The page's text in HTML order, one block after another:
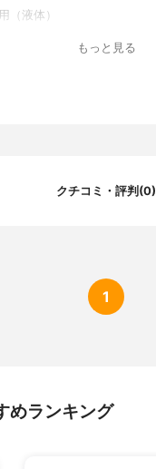
（液体）
もっと見る
クチコミ・評判(0)
1
めランキング